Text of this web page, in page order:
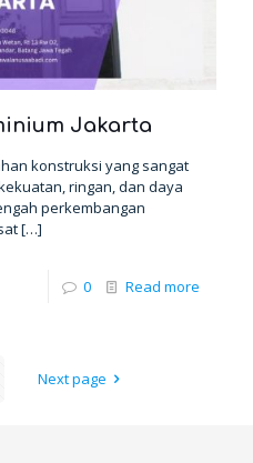
Jakarta
konstruksi yang sangat
ringan, dan daya
perkembangan
[…]
0 Read more
Next page